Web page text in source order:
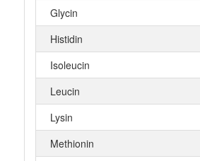
Glycin
Histidin
Isoleucin
Leucin
Lysin
Methionin